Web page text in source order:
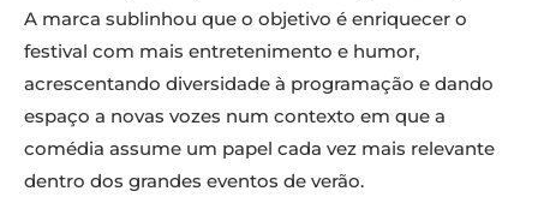
A marca sublinhou que o objetivo é enriquecer o
festival com mais entretenimento e humor,
acrescentando diversidade à programação e dando
espaço a novas vozes num contexto em que a
comédia assume um papel cada vez mais relevante
dentro dos grandes eventos de verão.